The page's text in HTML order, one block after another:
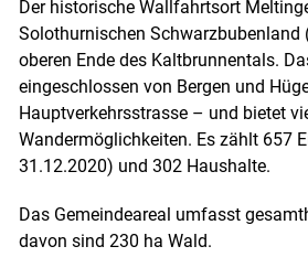
Der historische Wallfahrtsort
Solothurnischen Schwarzbubenland
oberen Ende des Kaltbrunnentals.
eingeschlossen von Bergen und
Hauptverkehrsstrasse – und bietet
Wandermöglichkeiten. Es zählt 657
31.12.2020) und 302 Haushalte.
Das Gemeindeareal umfasst
davon sind 230 ha Wald.